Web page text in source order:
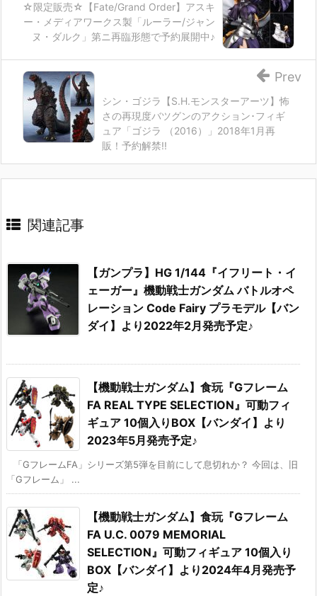
☆限定販売☆【Fate/Grand Order】アスキ
ー・メディアワークス製「ルーラー/ジャン
ヌ・ダルク」第ニ再臨形態で予約展開中♪
シン・ゴジラ【S.H.モンスターアーツ】怖
さの再現度バツグンのアクション･フィギ
ュア「ゴジラ （2016）」2018年1月再
販！予約解禁!!
Prev
関連記事
【ガンプラ】HG 1/144『イフリート・イ
ェーガー』機動戦士ガンダム バトルオペ
レーション Code Fairy プラモデル【バン
ダイ】より2022年2月発売予定♪
【機動戦士ガンダム】食玩『Gフレーム
FA REAL TYPE SELECTION』可動フィ
ギュア 10個入りBOX【バンダイ】より
2023年5月発売予定♪
「GフレームFA」シリーズ第5弾を目前にして息切れか？ 今回は、旧
「Gフレーム」 ...
【機動戦士ガンダム】食玩『Gフレーム
FA U.C. 0079 MEMORIAL
SELECTION』可動フィギュア 10個入り
BOX【バンダイ】より2024年4月発売予
定♪